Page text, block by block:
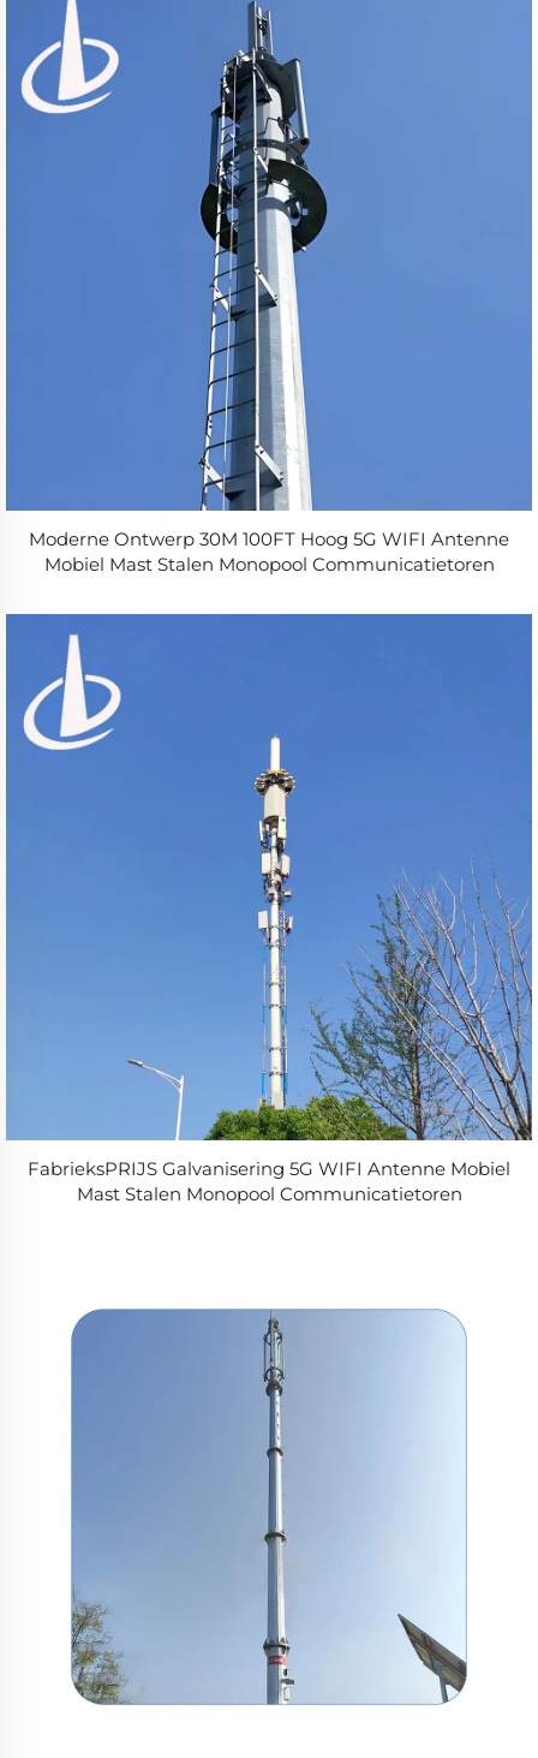
Moderne Ontwerp 30M 100FT Hoog 5G WIFI Antenne
Mobiel Mast Stalen Monopool Communicatietoren
FabrieksPRIJS Galvanisering 5G WIFI Antenne Mobiel
Mast Stalen Monopool Communicatietoren